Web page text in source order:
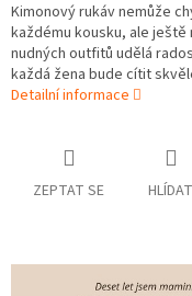
Kimonový rukáv nemůže
každému kousku, ale ještě
nudných outfitů udělá
každá žena bude cítit
Detailní informace
ZEPTAT SE HLÍDAT